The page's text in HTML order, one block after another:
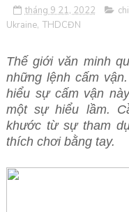
tháng 9 21, 2022
Ukraine, THDCĐN
Thế giới văn minh
những lệnh cấm
hiểu sự cấm vận
một sự hiểu lầm.
khước từ sự tham
thích chơi bằng tay.